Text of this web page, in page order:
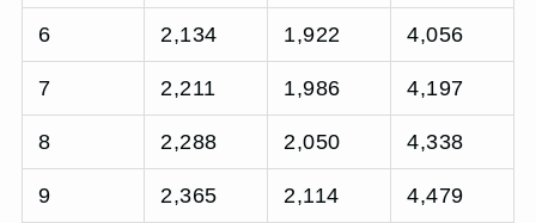
6 2,134 1,922 4,056
7 2,211 1,986 4,197
8 2,288 2,050 4,338
9 2,365 2,114 4,479